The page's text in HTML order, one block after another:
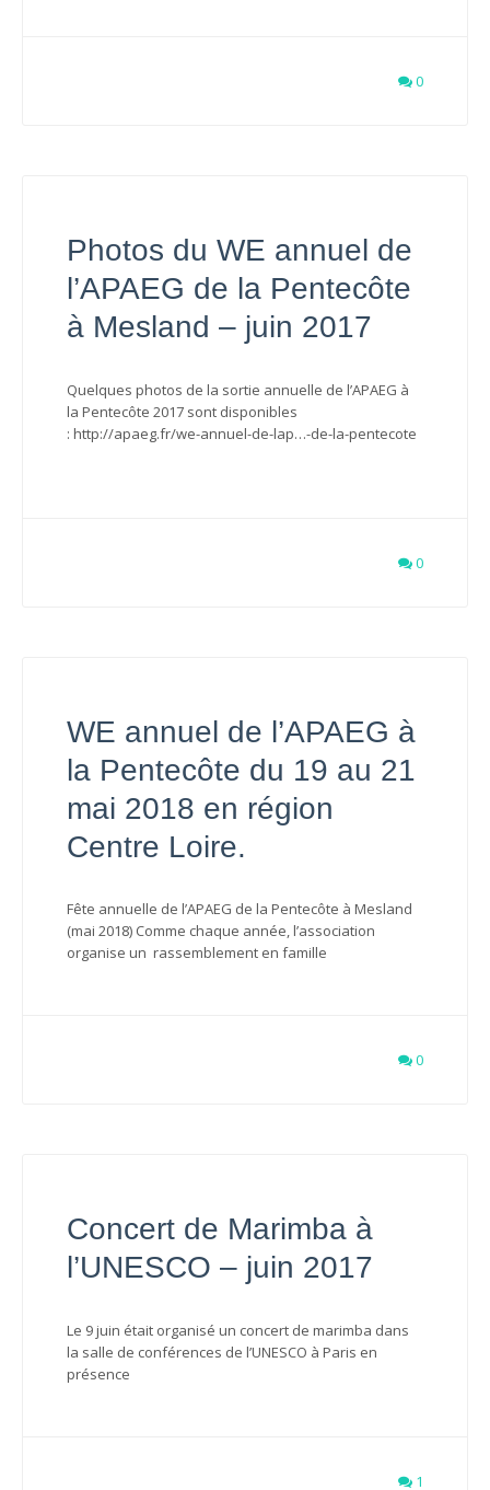
0
Photos du WE annuel de
l’APAEG de la Pentecôte
à Mesland – juin 2017
Quelques photos de la sortie annuelle de l’APAEG à
la Pentecôte 2017 sont disponibles
: http://apaeg.fr/we-annuel-de-lap…-de-la-pentecote
0
WE annuel de l’APAEG à
la Pentecôte du 19 au 21
mai 2018 en région
Centre Loire.
Fête annuelle de l’APAEG de la Pentecôte à Mesland
(mai 2018) Comme chaque année, l’association
organise un rassemblement en famille
0
Concert de Marimba à
l’UNESCO – juin 2017
Le 9 juin était organisé un concert de marimba dans
la salle de conférences de l’UNESCO à Paris en
présence
1